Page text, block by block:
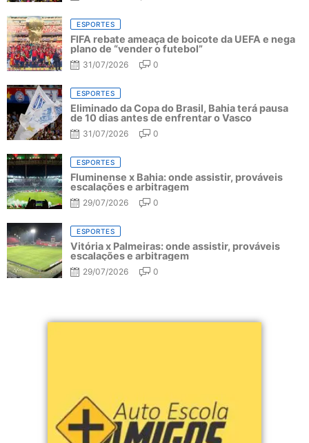
ESPORTES
FIFA rebate ameaça de boicote da UEFA e nega
plano de “vender o futebol”
31/07/2026 0
ESPORTES
Eliminado da Copa do Brasil, Bahia terá pausa
de 10 dias antes de enfrentar o Vasco
31/07/2026 0
ESPORTES
Fluminense x Bahia: onde assistir, prováveis
escalações e arbitragem
29/07/2026 0
ESPORTES
Vitória x Palmeiras: onde assistir, prováveis
escalações e arbitragem
29/07/2026 0